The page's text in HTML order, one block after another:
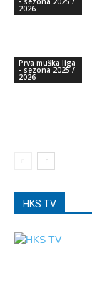
2026
Prva muška liga
- sezona 2025 /
2026
HKS TV